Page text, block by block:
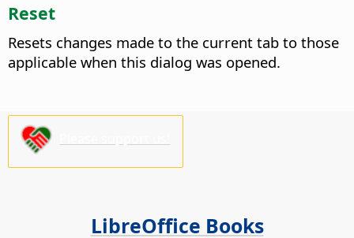
Reset
Resets changes made to the current tab to those
applicable when this dialog was opened.
LibreOffice Books